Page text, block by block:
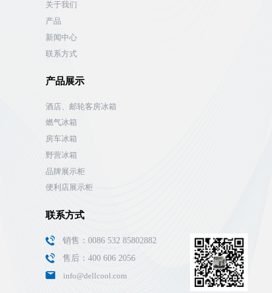
关于我们
产品
新闻中心
联系方式
产品展示
酒店、邮轮客房冰箱
燃气冰箱
房车冰箱
野营冰箱
品牌展示柜
便利店展示柜
联系方式
销售：0086 532 85802882
售后：400 606 2056
info@dellcool.com